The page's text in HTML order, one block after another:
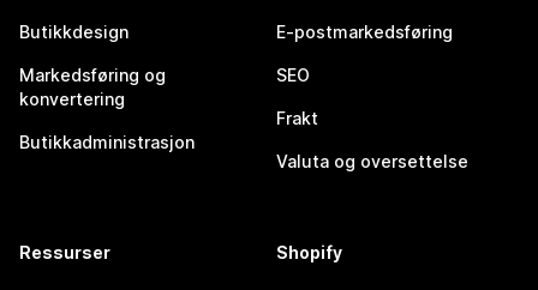
Butikkdesign
Markedsføring og
konvertering
Butikkadministrasjon
E-postmarkedsføring
SEO
Frakt
Valuta og oversettelse
Ressurser Shopify